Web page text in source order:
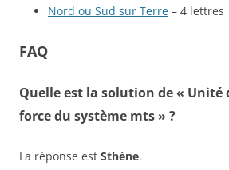
Nord ou Sud sur Terre – 4 lettres
FAQ
Quelle est la solution de « Unité
force du système mts » ?
La réponse est Sthène.